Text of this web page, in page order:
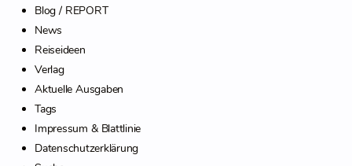
Blog / REPORT
News
Reiseideen
Verlag
Aktuelle Ausgaben
Tags
Impressum & Blattlinie
Datenschutzerklärung